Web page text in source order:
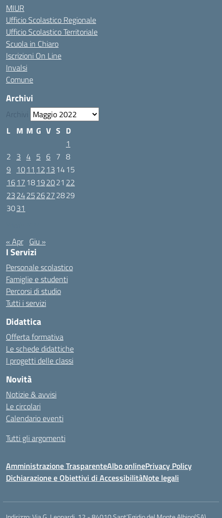
MIUR
Ufficio Scolastico Regionale
Ufficio Scolastico Territoriale
Scuola in Chiaro
Iscrizioni On Line
Invalsi
Comune
Archivi
Archivi
L M M G V S D
1
2 3 4 5 6 7 8
9 1011 12 13 1415
1617 18192021 22
23242526272829
3031
« Apr Giu »
I Servizi
Personale scolastico
Famiglie e studenti
Percorsi di studio
Tutti i servizi
Didattica
Offerta formativa
Le schede didattiche
I progetti delle classi
Novità
Notizie & avvisi
Le circolari
Calendario eventi
Tutti gli argomenti
Amministrazione TrasparenteAlbo onlinePrivacy Policy
Dichiarazione e Obiettivi di AccessibilitàNote legali